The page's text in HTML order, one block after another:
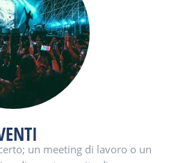
un meeting di lavoro o un